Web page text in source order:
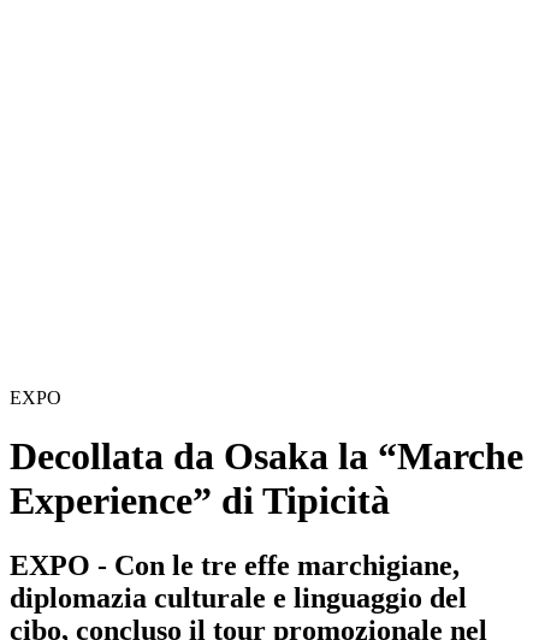
EXPO
Decollata da Osaka la “Marche
Experience” di Tipicità
EXPO - Con le tre effe marchigiane,
diplomazia culturale e linguaggio del
cibo, concluso il tour promozionale nel